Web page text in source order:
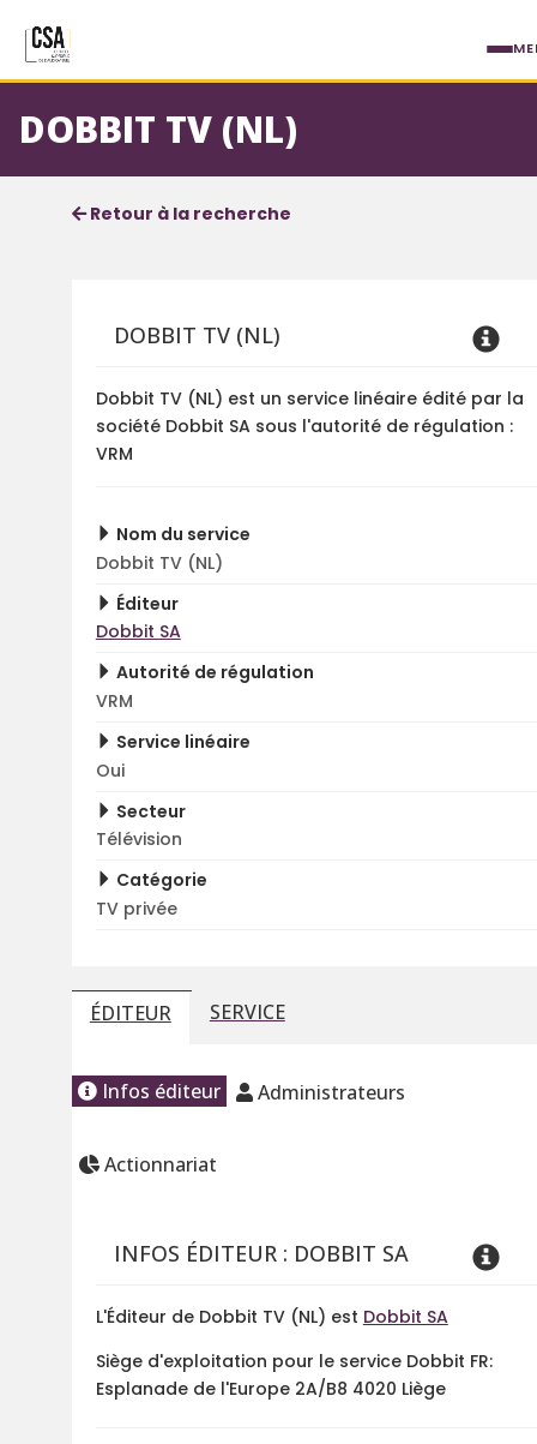
DOBBIT TV (NL)
Fiche service
Informations détaillées
Retour à la recherche
DOBBIT TV (NL)
Dobbit TV (NL) est un service linéaire édité par la
société Dobbit SA sous l'autorité de régulation :
VRM
Nom du service
Dobbit TV (NL)
Éditeur
Dobbit SA
Autorité de régulation
VRM
Service linéaire
Oui
Secteur
Télévision
Catégorie
TV privée
ÉDITEUR SERVICE
Infos éditeur Administrateurs
Actionnariat
INFOS ÉDITEUR : DOBBIT SA
L'Éditeur de Dobbit TV (NL) est Dobbit SA
Siège d'exploitation pour le service Dobbit FR:
Esplanade de l'Europe 2A/B8 4020 Liège